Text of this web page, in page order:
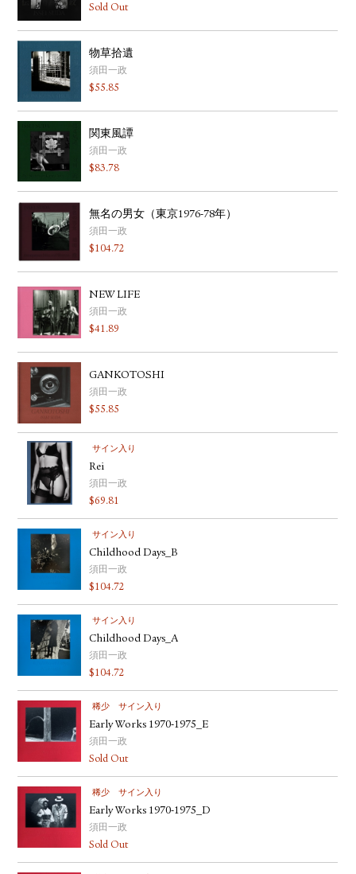
Sold Out
物草拾遺
須田一政
$55.85
関東風譚
須田一政
$83.78
無名の男女（東京1976-78年）
須田一政
$104.72
NEW LIFE
須田一政
$41.89
GANKOTOSHI
須田一政
$55.85
サイン入り
Rei
須田一政
$69.81
サイン入り
Childhood Days_B
須田一政
$104.72
サイン入り
Childhood Days_A
須田一政
$104.72
稀少 サイン入り
Early Works 1970-1975_E
須田一政
Sold Out
稀少 サイン入り
Early Works 1970-1975_D
須田一政
Sold Out